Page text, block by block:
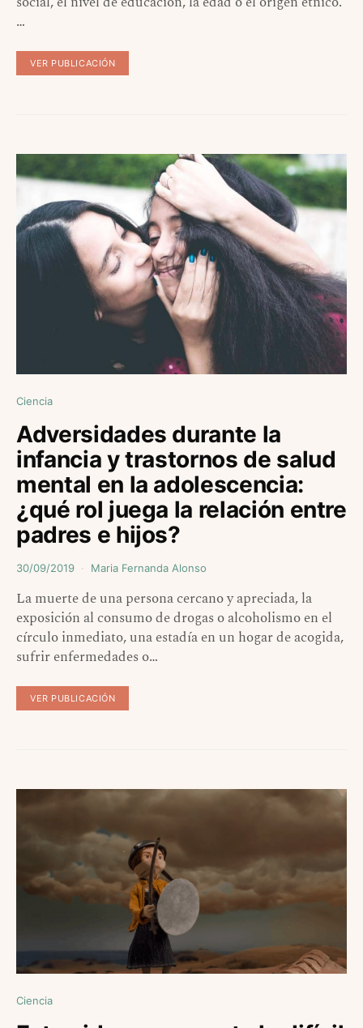
…
VER PUBLICACIÓN
Ciencia
Adversidades durante la
infancia y trastornos de salud
mental en la adolescencia:
¿qué rol juega la relación entre
padres e hijos?
30/09/2019 Maria Fernanda Alonso
La muerte de una persona cercano y apreciada, la
exposición al consumo de drogas o alcoholismo en el
círculo inmediato, una estadía en un hogar de acogida,
sufrir enfermedades o…
VER PUBLICACIÓN
Ciencia